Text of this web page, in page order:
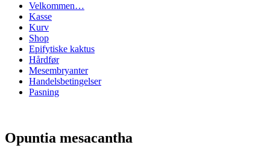
Velkommen…
Kasse
Kurv
Shop
Epifytiske kaktus
Hårdfør
Mesembryanter
Handelsbetingelser
Pasning
Opuntia mesacantha